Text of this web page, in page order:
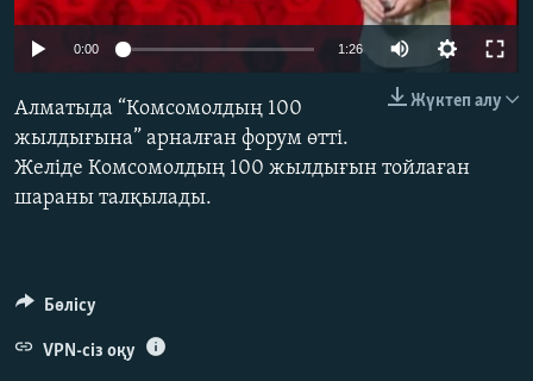
ЖАЗЫЛЫҢЫЗ
Басқа тілдерде
0:00 1:26
Жүктеп алу
Алматыда “Комсомолдың 100
жылдығына” арналған форум өтті.
Желіде Комсомолдың 100 жылдығын тойлаған
шараны талқылады.
Бөлісу
VPN-сіз оқу